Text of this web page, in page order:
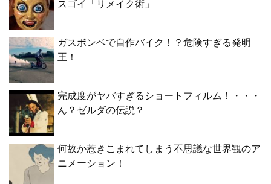
スゴイ「リメイク術」
ガスボンベで自作バイク！？危険すぎる発明
王！
完成度がヤバすぎるショートフィルム！・・・
ん？ゼルダの伝説？
何故か惹きこまれてしまう不思議な世界観のア
ニメーション！